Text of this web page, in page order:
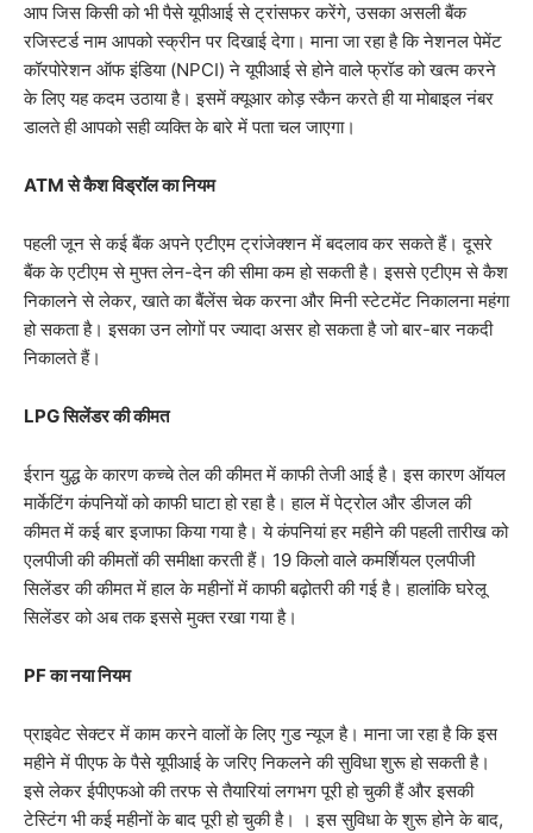
आप जिस किसी को भी पैसे यूपीआई से ट्रांसफर करेंगे, उसका असली बैंक
रजिस्टर्ड नाम आपको स्क्रीन पर दिखाई देगा। माना जा रहा है कि नेशनल पेमेंट
कॉरपोरेशन ऑफ इंडिया (NPCI) ने यूपीआई से होने वाले फ्रॉड को खत्म करने
के लिए यह कदम उठाया है। इसमें क्यूआर कोड़ स्कैन करते ही या मोबाइल नंबर
डालते ही आपको सही व्यक्ति के बारे में पता चल जाएगा।
ATM से कैश विड्रॉल का नियम
पहली जून से कई बैंक अपने एटीएम ट्रांजेक्शन में बदलाव कर सकते हैं। दूसरे
बैंक के एटीएम से मुफ्त लेन-देन की सीमा कम हो सकती है। इससे एटीएम से कैश
निकालने से लेकर, खाते का बैंलेंस चेक करना और मिनी स्टेटमेंट निकालना महंगा
हो सकता है। इसका उन लोगों पर ज्यादा असर हो सकता है जो बार-बार नकदी
निकालते हैं।
LPG सिलेंडर की कीमत
ईरान युद्ध के कारण कच्चे तेल की कीमत में काफी तेजी आई है। इस कारण ऑयल
मार्केटिंग कंपनियों को काफी घाटा हो रहा है। हाल में पेट्रोल और डीजल की
कीमत में कई बार इजाफा किया गया है। ये कंपनियां हर महीने की पहली तारीख को
एलपीजी की कीमतों की समीक्षा करती हैं। 19 किलो वाले कमर्शियल एलपीजी
सिलेंडर की कीमत में हाल के महीनों में काफी बढ़ोतरी की गई है। हालांकि घरेलू
सिलेंडर को अब तक इससे मुक्त रखा गया है।
PF का नया नियम
प्राइवेट सेक्टर में काम करने वालों के लिए गुड न्यूज है। माना जा रहा है कि इस
महीने में पीएफ के पैसे यूपीआई के जरिए निकलने की सुविधा शुरू हो सकती है।
इसे लेकर ईपीएफओ की तरफ से तैयारियां लगभग पूरी हो चुकी हैं और इसकी
टेस्टिंग भी कई महीनों के बाद पूरी हो चुकी है। । इस सुविधा के शुरू होने के बाद,